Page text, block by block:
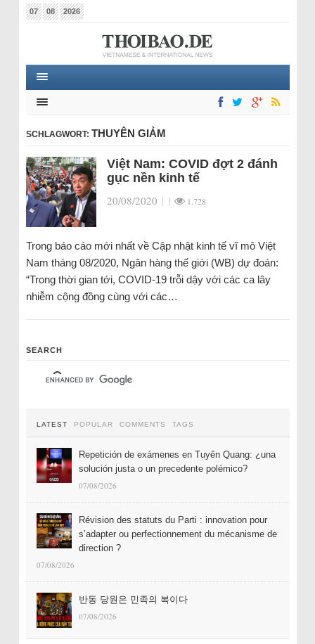
07 08 2026
SCHLAGWORT: THUYÊN GIẢM
Việt Nam: COVID đợt 2 đánh
gục nền kinh tế
20/08/2020 | | 1.728
Trong báo cáo mới nhất về Cập nhật kinh tế vĩ mô Việt
Nam tháng 08/2020, Ngân hàng thế giới (WB) dự đoán:
“Trong thời gian tới, COVID-19 trỗi dậy với các ca lây
nhiễm cộng đồng cùng với các…
SEARCH
LATEST POPULAR COMMENTS TAGS
Repetición de exámenes en Tuyên Quang: ¿una
solución justa o un precedente polémico?
07/08/2026
Révision des statuts du Parti : innovation pour
s’adapter ou perfectionnement du mécanisme de
direction ?
07/08/2026
반동 당원은 민족의 복이다
07/08/2026